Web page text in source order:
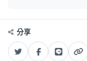
分享